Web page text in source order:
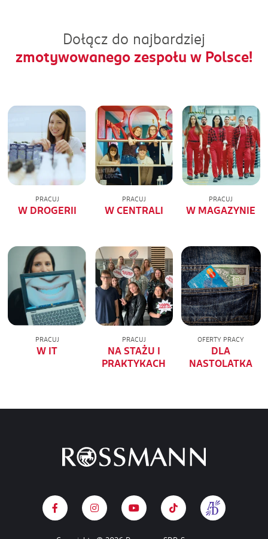
Dołącz do najbardziej
zmotywowanego zespołu w Polsce!
PRACUJ
W DROGERII
PRACUJ
W CENTRALI
PRACUJ
W MAGAZYNIE
PRACUJ
W IT
PRACUJ
NA STAŻU I
PRAKTYKACH
OFERTY PRACY
DLA
NASTOLATKA